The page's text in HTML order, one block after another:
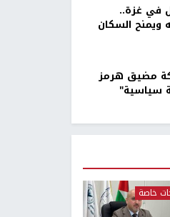
في غزة..
ويمنح السكان
مضيق هرمز
سياسية"
خاصة